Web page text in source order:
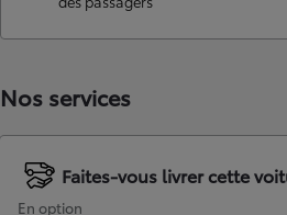
Nos services
Faites-vous livrer cette
En option